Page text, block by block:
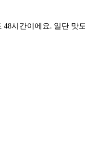
시간이에요. 일단